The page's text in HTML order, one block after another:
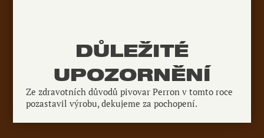
DŮLEŽITÉ
UPOZORNĚNÍ
Ze zdravotních důvodů pivovar Perron v tomto roce
pozastavil výrobu, dekujeme za pochopení.